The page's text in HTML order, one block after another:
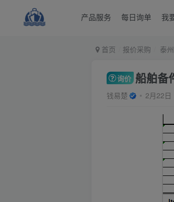
产品服务 每日询单 我
首页 报价采购 泰
询价 船舶备
钱易楚 2月22日